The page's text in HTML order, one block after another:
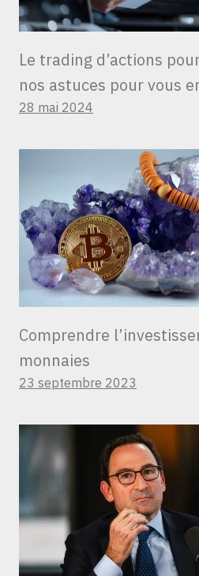
Le trading d’actions
nos astuces pour vous
28 mai 2024
Comprendre
monnaies
23 septembre 2023